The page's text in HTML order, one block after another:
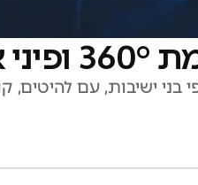
במופע 360 חדשני וסוחף מול אלפי בני